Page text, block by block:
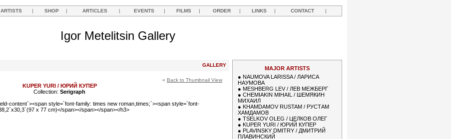
ARTISTS | SHOP | ARTICLES | EVENTS | FILMS | ORDER | LINKS | CONTACT |
Igor Metelitsin Gallery
GALLERY
« Back to Thumbnail View
KUPER YURI / ЮРИЙ КУПЕР
Collection: Serigraph
MAJOR ARTISTS
● NAUMOVA LARISSA / ЛАРИСА
НАУМОВА
● MESHBERG LEV / ЛЕВ МЕЖБЕРГ
● CHEMIAKIN MIHAIL / ШЕМЯКИН
МИХАИЛ
● KHAMDAMOV RUSTAM / РУСТАМ
ХАМДАМОВ
● TSELKOV OLEG / ЦЕЛКОВ ОЛЕГ
● KUPER YURI / ЮРИЙ КУПЕР
● PLAVINSKY DMITRY / ДМИТРИЙ
ПЛАВИНСКИЙ